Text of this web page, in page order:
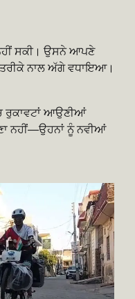
ਸਕੀ। ਉਸਨੇ ਆਪਣੇ
ਨਾਲ ਅੱਗੇ ਵਧਾਇਆ।
ਰੁਕਾਵਟਾਂ ਆਉਣੀਆਂ
ਨਹੀਂ—ਉਹਨਾਂ ਨੂੰ ਨਵੀਆਂ